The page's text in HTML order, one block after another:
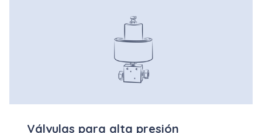
Válvulas para alta presión